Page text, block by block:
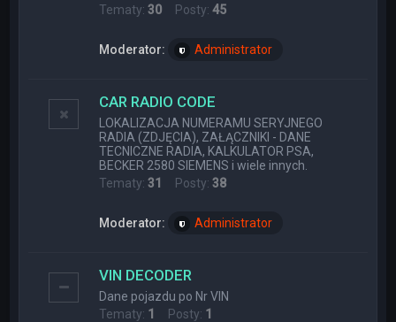
Tematy:30 Posty:45
Moderator: Administrator
CAR RADIO CODE
LOKALIZACJA NUMERAMU SERYJNEGO
RADIA (ZDJĘCIA), ZAŁĄCZNIKI - DANE
TECNICZNE RADIA, KALKULATOR PSA,
BECKER 2580 SIEMENS i wiele innych.
Tematy:31 Posty:38
Moderator: Administrator
VIN DECODER
Dane pojazdu po Nr VIN
Tematy: 1 Posty: 1